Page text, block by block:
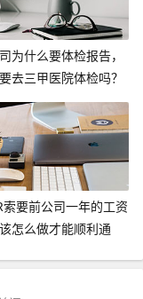
为什么要体检报告，
去三甲医院体检吗？
索要前公司一年的工资
怎么做才能顺利通